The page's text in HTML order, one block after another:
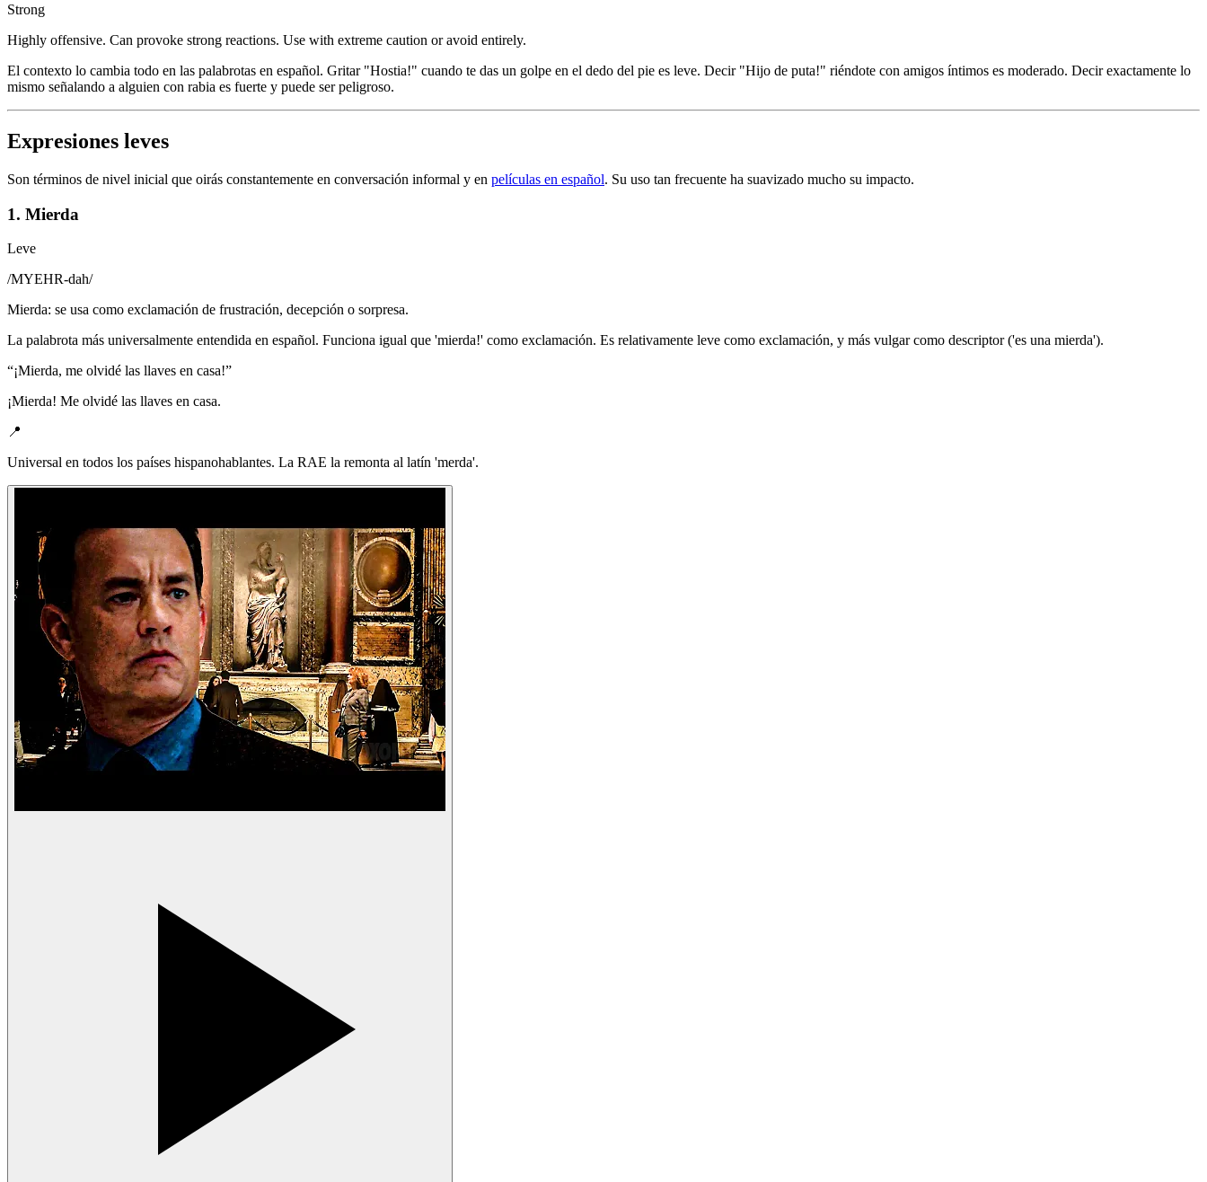
Strong
Highly offensive. Can provoke strong reactions. Use with extreme caution or avoid entirely.
El contexto lo cambia todo en las palabrotas en español. Gritar "Hostia!" cuando te das un golpe en el dedo del pie es leve. Decir "Hijo de puta!" riéndote con amigos íntimos es moderado. Decir exactamente lo
mismo señalando a alguien con rabia es fuerte y puede ser peligroso.
Expresiones leves
Son términos de nivel inicial que oirás constantemente en conversación informal y en películas en español. Su uso tan frecuente ha suavizado mucho su impacto.
1. Mierda
Leve
/MYEHR-dah/
Mierda: se usa como exclamación de frustración, decepción o sorpresa.
La palabrota más universalmente entendida en español. Funciona igual que 'mierda!' como exclamación. Es relativamente leve como exclamación, y más vulgar como descriptor ('es una mierda').
“¡Mierda, me olvidé las llaves en casa!”
¡Mierda! Me olvidé las llaves en casa.
📍
Universal en todos los países hispanohablantes. La RAE la remonta al latín 'merda'.